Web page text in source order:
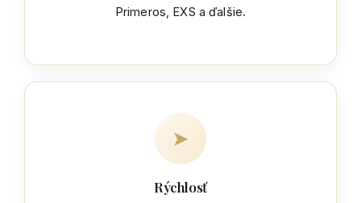
Primeros, EXS a ďalšie.
➤
Rýchlosť